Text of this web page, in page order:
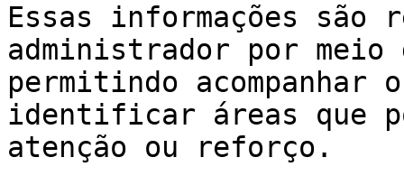
Essas informações
administrador por
permitindo acompanhar
identificar áreas que